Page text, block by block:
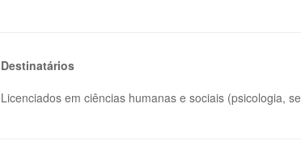
Destinatários
Licenciados em ciências humanas e sociais (psicologia,